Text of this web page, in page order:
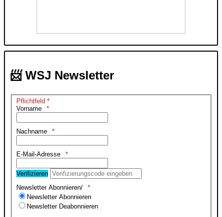
📨 WSJ Newsletter
Pflichtfeld *
Vorname
Nachname
E-Mail-Adresse
Verifizieren
Newsletter Abonnieren/
Newsletter Abonnieren
Newsletter Deabonnieren